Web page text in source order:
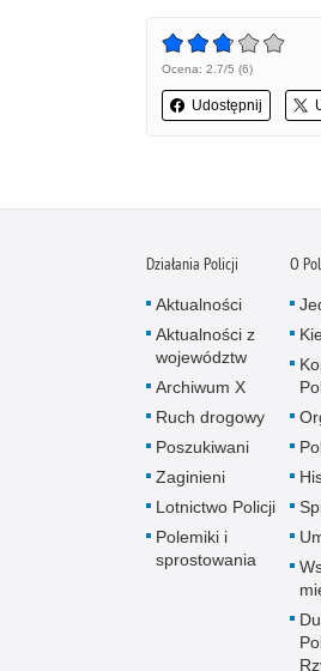
Ocena: 2.7/5 (6)
Udostępnij
Działania Policji
Aktualności
Aktualności z
województw
Archiwum X
Ruch drogowy
Poszukiwani
Zaginieni
Lotnictwo Policji
Polemiki i
sprostowania
O